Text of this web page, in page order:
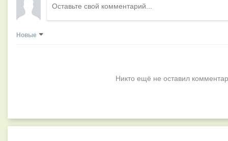
Новые
Никто ещё не оставил